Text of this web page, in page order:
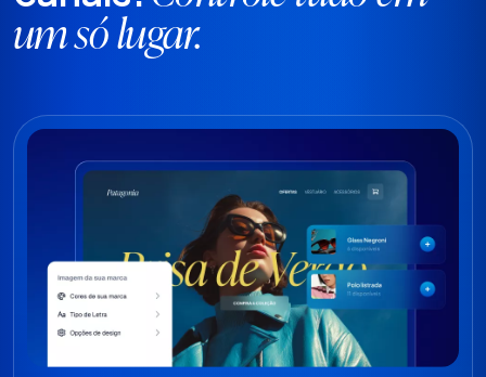
um só lugar.